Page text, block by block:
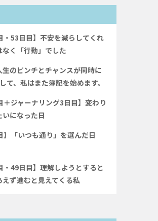
・53日目】不安を減らしてくれ
く「行動」でした
生のピンチとチャンスが同時に
て、私はまた簿記を始めます。
＋ジャーナリング3日目】変わり
になった日
】「いつも通り」を選んだ日
・49日目】理解しようとすると
ず進むと見えてくる私